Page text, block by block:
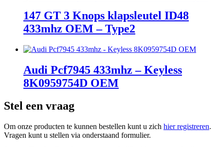
147 GT 3 Knops klapsleutel ID48
433mhz OEM – Type2
Audi Pcf7945 433mhz – Keyless
8K0959754D OEM
Stel een vraag
Om onze producten te kunnen bestellen kunt u zich hier registreren.
Vragen kunt u stellen via onderstaand formulier.